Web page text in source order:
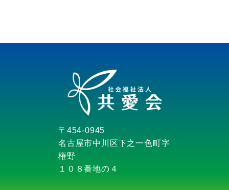
〒454-0945
名古屋市中川区下之一色町字
権野
１０８番地の４